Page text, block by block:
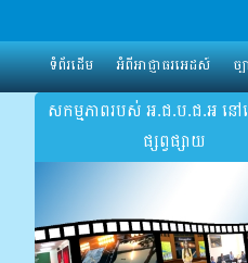
ទំព័រដើម អំពីអាជ្ញាធរអេដស៍ ច្
សកម្មភាពរបស់ អ.ជ.ប.ជ.អ នៅល
ផ្សព្វផ្សាយ